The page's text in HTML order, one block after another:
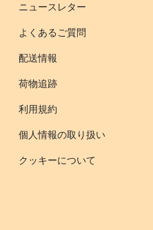
ニュースレター
よくあるご質問
配送情報
荷物追跡
利用規約
個人情報の取り扱い
クッキーについて